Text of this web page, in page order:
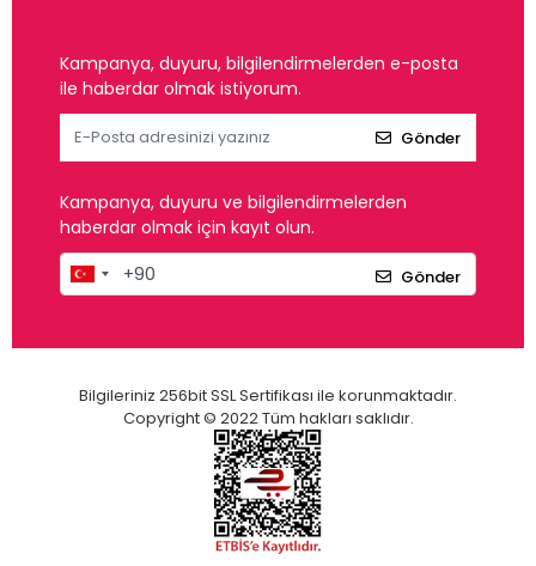
Kampanya, duyuru, bilgilendirmelerden e-posta
ile haberdar olmak istiyorum.
Gönder
Kampanya, duyuru ve bilgilendirmelerden
haberdar olmak için kayıt olun.
Gönder
Bilgileriniz 256bit SSL Sertifikası ile korunmaktadır.
Copyright © 2022 Tüm hakları saklıdır.